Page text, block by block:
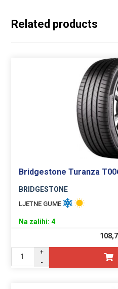
Related products
Bridgestone Turanza
BRIDGESTONE
LJETNE GUME
Na zalihi: 4
+
-